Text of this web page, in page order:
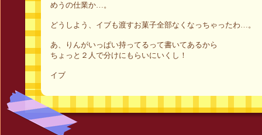
めうの仕業か…。
どうしよう、イブも渡すお菓子全部なくなっちゃったわ…。
あ、りんがいっぱい持ってるって書いてあるから
ちょっと２人で分けにもらいにいくし！
イブ